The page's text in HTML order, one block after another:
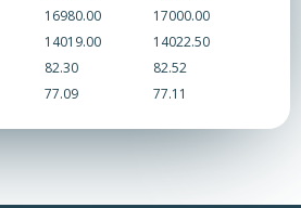
16980.00
17000.00
14019.00
14022.50
82.30
82.52
77.09 77.11